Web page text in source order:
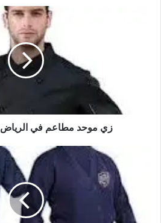
زي موحد مطاعم في الرياض 0597212937